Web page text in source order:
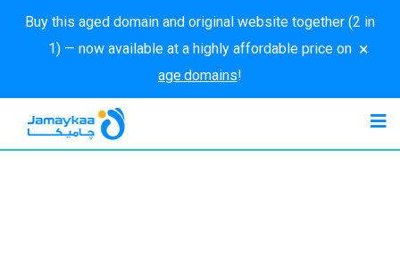
Buy this aged domain and original website together (2 in
1) — now available at a highly affordable price on
age.domains!
×